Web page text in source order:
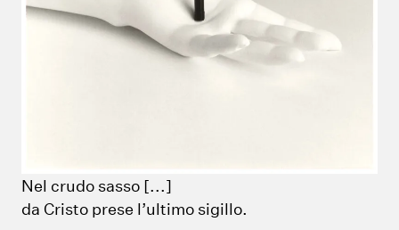
Nel crudo sasso [...]
da Cristo prese l’ultimo sigillo.